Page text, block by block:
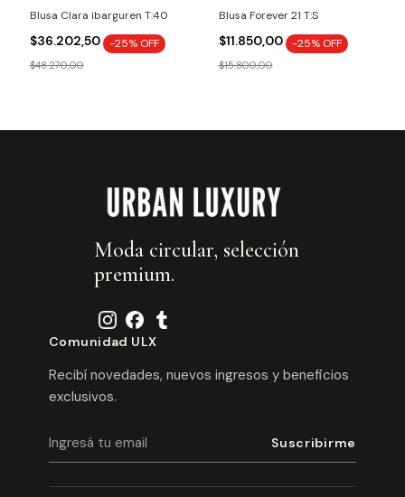
Blusa Clara ibarguren T:40
$36.202,50 -25% OFF
$48.270,00
Blusa Forever 21 T:S
$11.850,00 -25% OFF
$15.800,00
Moda circular, selección
premium.
Comunidad ULX
Recibí novedades, nuevos ingresos y beneficios
exclusivos.